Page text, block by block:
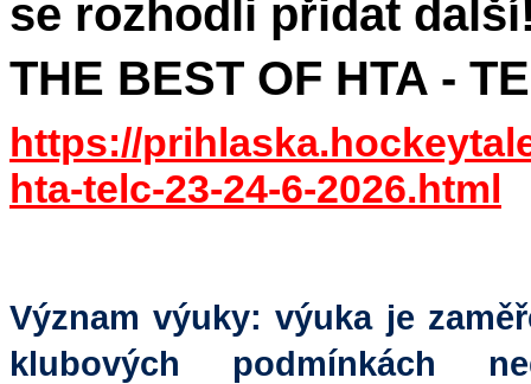
se rozhodli přidat
THE BEST OF HTA -
https://
hta-telc-23-24-6-2026.html
Význam výuky: výuka je
klubových podmínkách